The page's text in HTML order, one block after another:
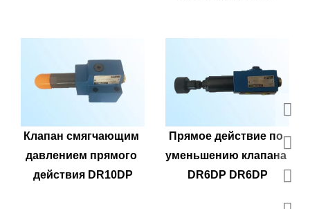
Клапан смягчающим
давлением прямого
действия DR10DP
Прямое действие по
уменьшению клапана
DR6DP DR6DP